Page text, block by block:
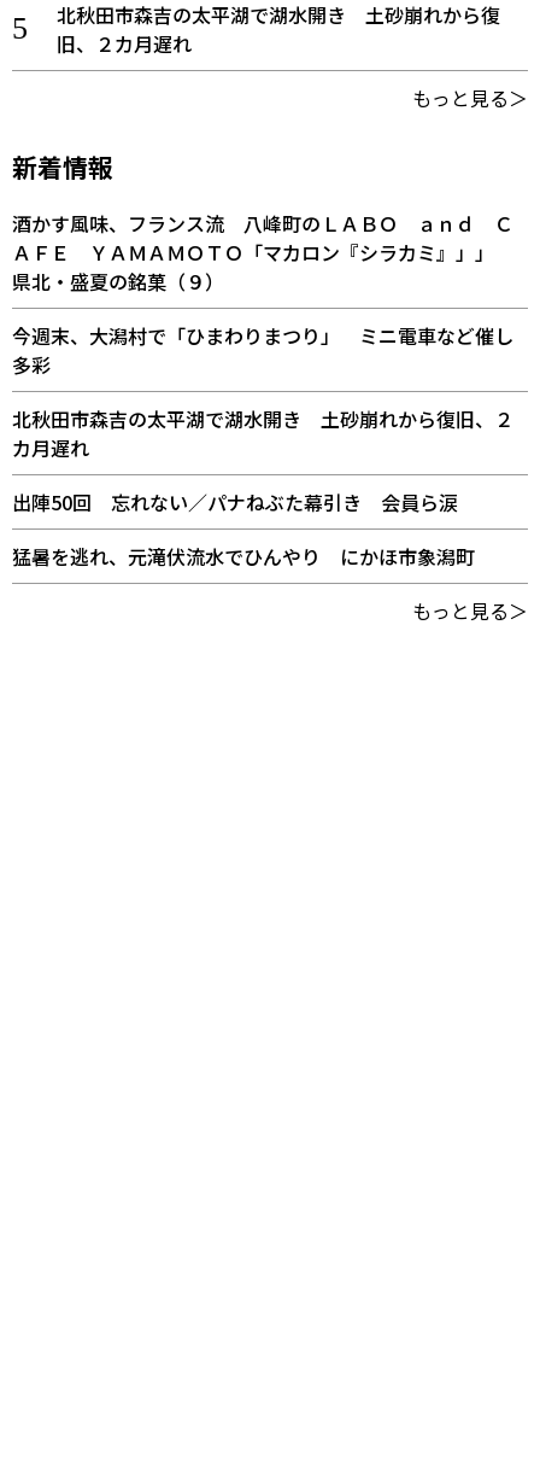
北秋田市森吉の太平湖で湖水開き 土砂崩れから復
旧、２カ月遅れ
もっと見る＞
新着情報
酒かす風味、フランス流 八峰町のＬＡＢＯ ａｎｄ Ｃ
ＡＦＥ ＹＡＭＡＭＯＴＯ「マカロン『シラカミ』」」
県北・盛夏の銘菓（９）
今週末、大潟村で「ひまわりまつり」 ミニ電車など催し
多彩
北秋田市森吉の太平湖で湖水開き 土砂崩れから復旧、２
カ月遅れ
出陣50回 忘れない／パナねぶた幕引き 会員ら涙
猛暑を逃れ、元滝伏流水でひんやり にかほ市象潟町
もっと見る＞